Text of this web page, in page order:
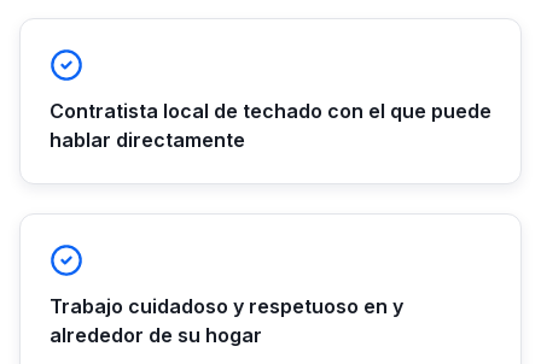
Contratista local de techado con el que puede
hablar directamente
Trabajo cuidadoso y respetuoso en y
alrededor de su hogar